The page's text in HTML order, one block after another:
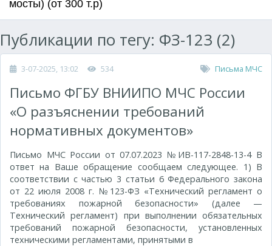
мосты) (от 300 т.р)
Публикации по тегу: ФЗ-123 (2)
3-07-2025, 13:02 534 Письма МЧС
Письмо ФГБУ ВНИИПО МЧС России
«О разъяснении требований
нормативных документов»
Письмо МЧС России от 07.07.2023 №ИВ-117-2848-13-4 В
ответ на Ваше обращение сообщаем следующее. 1) В
соответствии с частью 3 статьи 6 Федерального закона
от 22 июля 2008 г. №123-ФЗ «Технический регламент о
требованиях пожарной безопасности» (далее —
Технический регламент) при выполнении обязательных
требований пожарной безопасности, установленных
техническими регламентами, принятыми в